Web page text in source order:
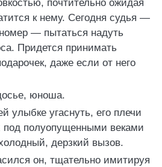
почтительно ожидая
к нему. Сегодня судья —
— пытаться надуть
Придется принимать
даже если от него
юноша.
улыбке угаснуть, его плечи
под полуопущенными веками
дерзкий вызов.
он, тщательно имитируя